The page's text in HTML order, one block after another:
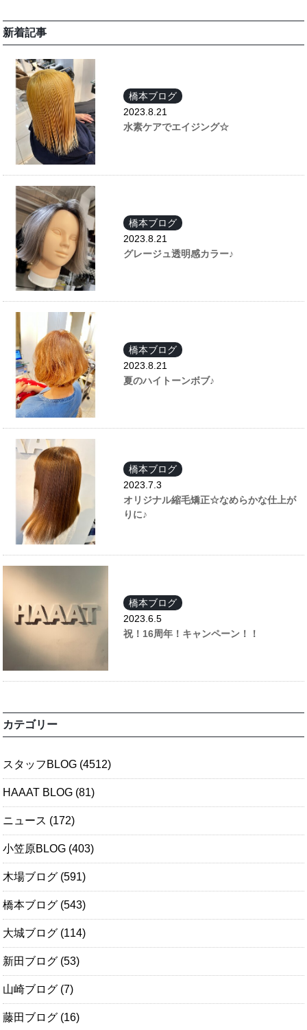
新着記事
橋本ブログ
2023.8.21
水素ケアでエイジング☆
橋本ブログ
2023.8.21
グレージュ透明感カラー♪
橋本ブログ
2023.8.21
夏のハイトーンボブ♪
橋本ブログ
2023.7.3
オリジナル縮毛矯正☆なめらかな仕上が
りに♪
橋本ブログ
2023.6.5
祝！16周年！キャンペーン！！
カテゴリー
スタッフBLOG (4512)
HAAAT BLOG (81)
ニュース (172)
小笠原BLOG (403)
木場ブログ (591)
橋本ブログ (543)
大城ブログ (114)
新田ブログ (53)
山崎ブログ (7)
藤田ブログ (16)